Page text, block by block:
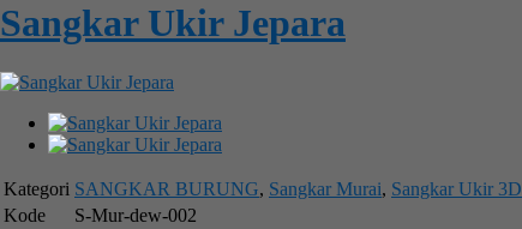
Sangkar Ukir Jepara
Kategori SANGKAR BURUNG, Sangkar Murai, Sangkar Ukir 3D
Kode
S-Mur-dew-002